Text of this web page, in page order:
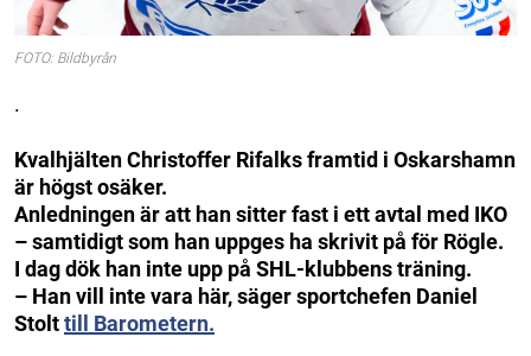
FOTO: Bildbyrån
.
Kvalhjälten Christoffer Rifalks framtid i Oskarshamn
är högst osäker.
Anledningen är att han sitter fast i ett avtal med IKO
– samtidigt som han uppges ha skrivit på för Rögle.
I dag dök han inte upp på SHL-klubbens träning.
– Han vill inte vara här, säger sportchefen Daniel
Stolttill Barometern.